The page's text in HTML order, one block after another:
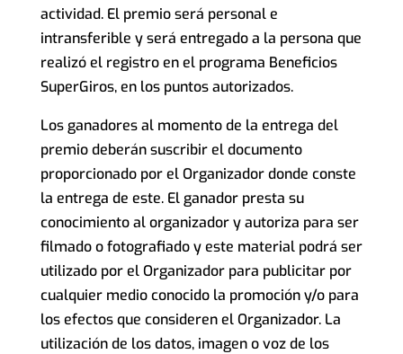
actividad. El premio será personal e
intransferible y será entregado a la persona que
realizó el registro en el programa Beneficios
SuperGiros, en los puntos autorizados.
Los ganadores al momento de la entrega del
premio deberán suscribir el documento
proporcionado por el Organizador donde conste
la entrega de este. El ganador presta su
conocimiento al organizador y autoriza para ser
filmado o fotografiado y este material podrá ser
utilizado por el Organizador para publicitar por
cualquier medio conocido la promoción y/o para
los efectos que consideren el Organizador. La
utilización de los datos, imagen o voz de los